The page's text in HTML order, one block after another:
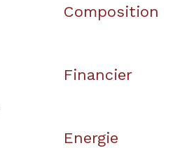
Composition
Financier
Energie